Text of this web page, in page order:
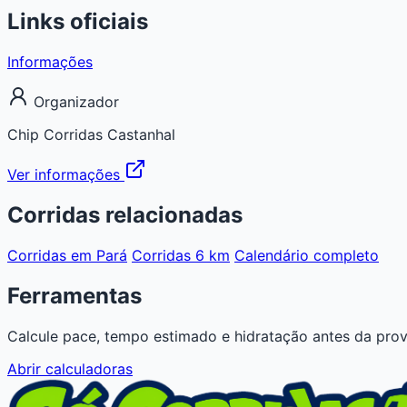
Links oficiais
Informações
Organizador
Chip Corridas Castanhal
Ver informações
Corridas relacionadas
Corridas em Pará Corridas 6 km Calendário completo
Ferramentas
Calcule pace, tempo estimado e hidratação antes da
Abrir calculadoras